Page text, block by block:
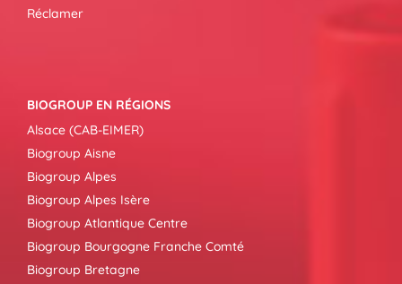
Réclamer
BIOGROUP EN RÉGIONS
Alsace (CAB-EIMER)
Biogroup Aisne
Biogroup Alpes
Biogroup Alpes Isère
Biogroup Atlantique Centre
Biogroup Bourgogne Franche Comté
Biogroup Bretagne